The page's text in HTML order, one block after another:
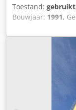
Toestand: gebruikt
Bouwjaar: 1991,
Totale inhoud:
Elektrische